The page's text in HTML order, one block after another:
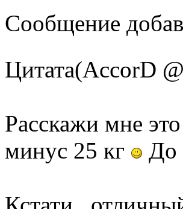
Сообщение
Цитата(AccorD
Расскажи мне
минус 25 кг
До